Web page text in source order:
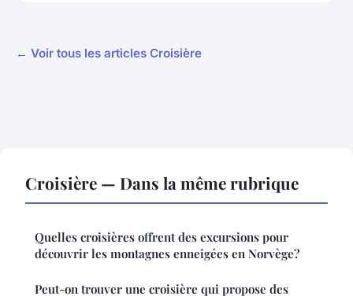
← Voir tous les articles Croisière
Croisière — Dans la même rubrique
Quelles croisières offrent des excursions pour
découvrir les montagnes enneigées en Norvège?
Peut-on trouver une croisière qui propose des